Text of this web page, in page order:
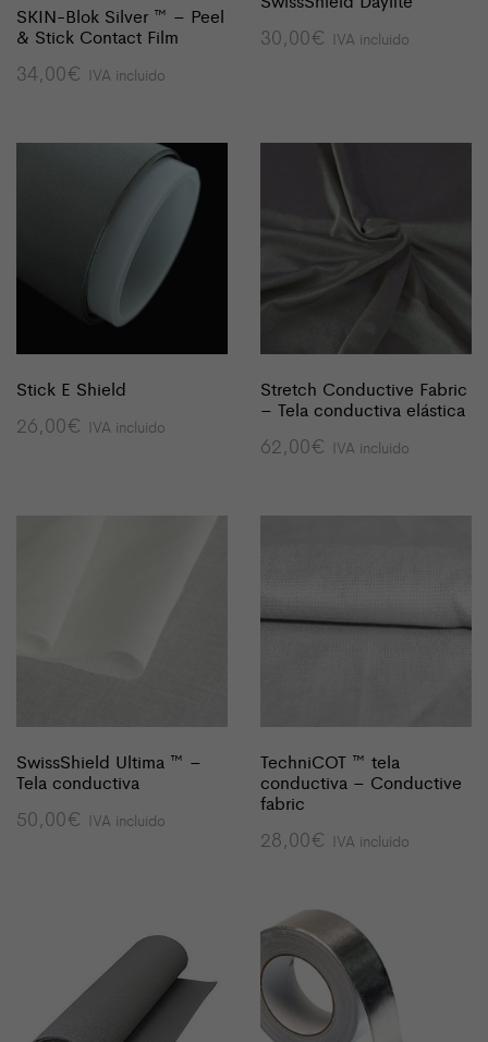
SKIN-Blok Silver ™ – Peel
& Stick Contact Film
34,00€ IVA incluido
30,00€ IVA incluido
Stick E Shield
26,00€ IVA incluido
Stretch Conductive Fabric
– Tela conductiva elástica
62,00€ IVA incluido
SwissShield Ultima ™ –
Tela conductiva
50,00€ IVA incluido
TechniCOT ™ tela
conductiva – Conductive
fabric
28,00€ IVA incluido